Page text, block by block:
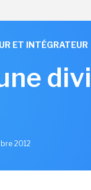
ET INTÉGRATEUR
2012